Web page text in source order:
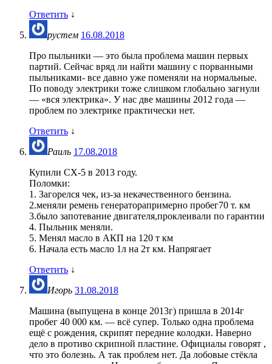
Ответить ↓
рустем 16.08.2018
Про пыльники — это была проблема машин первых
партий. Сейчас вряд ли найти машину с порванными
пыльниками- все давно уже поменяли на нормальные.
По поводу электрики тоже слишком глобально загнули
— «вся электрика». У нас две машины 2012 года —
проблем по электрике практически нет.
Ответить ↓
Раиль 17.08.2018
Купили СХ-5 в 2013 году.
Поломки:
1. Загорелся чек, из-за некачественного бензина.
2.меняли ремень генераторапримерно пробег70 т. км
3.было запотевание двигателя,проклеивали по гарантии
4. Пыльник меняли.
5. Менял масло в АКП на 120 т км
6. Начала есть масло 1л на 2т км. Напрягает
Ответить ↓
Игорь 31.08.2018
Машина (выпущена в конце 2013г) пришла в 2014г
пробег 40 000 км. — всё супер. Только одна проблема
ещё с рождения, скрипят передние колодки. Наверно
дело в противо скрипной пластине. Официалы говорят ,
что это болезнь. А так проблем нет. Да лобовые стёкла